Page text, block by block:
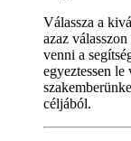
Válassza a
azaz
venni a
egyeztessen
céljából.